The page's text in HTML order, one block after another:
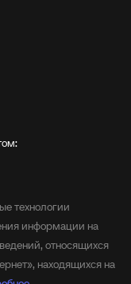
технологии
информации на
относящихся
находящихся на